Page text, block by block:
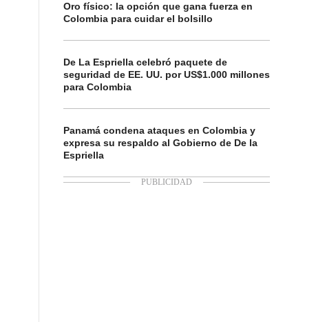
Oro físico: la opción que gana fuerza en
Colombia para cuidar el bolsillo
De La Espriella celebró paquete de
seguridad de EE. UU. por US$1.000 millones
para Colombia
Panamá condena ataques en Colombia y
expresa su respaldo al Gobierno de De la
Espriella